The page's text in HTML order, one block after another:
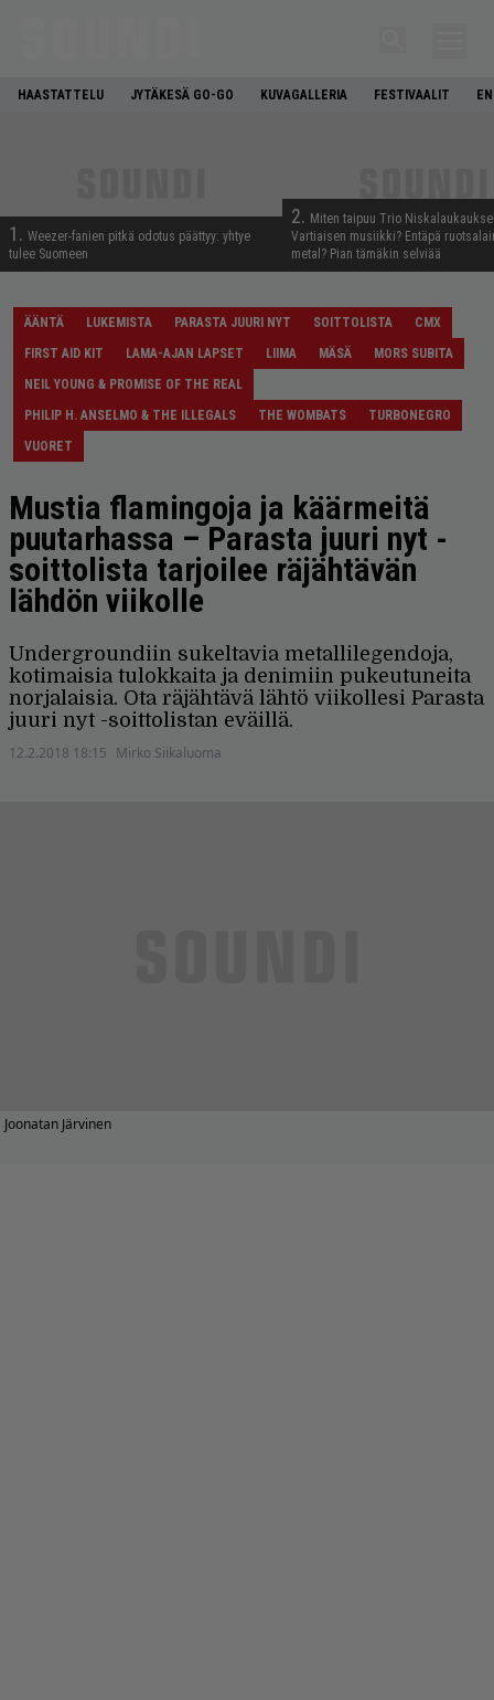
HAASTATTELU JYTÄKESÄ GO-GO KUVAGALLERIA FESTIVAALIT
1. Weezer-fanien pitkä odotus päättyy: yhtye
tulee Suomeen
2. Miten taipuu Trio
Vartiaisen musiikki? Entäpä
metal? Pian tämäkin selviää
ÄÄNTÄ LUKEMISTA PARASTA JUURI NYT SOITTOLISTA
CMX
FIRST AID KIT
LAMA-AJAN LAPSET LIIMA MÄSÄ
MORS SUBITA
NEIL YOUNG & PROMISE OF THE REAL
PHILIP H. ANSELMO & THE ILLEGALS
THE WOMBATS
TURBONEGRO
VUORET
Mustia flamingoja ja käärmeitä
puutarhassa – Parasta juuri nyt -
soittolista tarjoilee räjähtävän
lähdön viikolle
Undergroundiin sukeltavia metallilegendoja,
kotimaisia tulokkaita ja denimiin pukeutuneita
norjalaisia. Ota räjähtävä lähtö viikollesi Parasta
juuri nyt -soittolistan eväillä.
12.2.2018 18:15 Mirko Siikaluoma
Joonatan Järvinen